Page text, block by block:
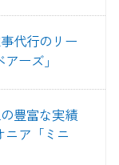
代行のリー
ーズ」
豊富な実績
ニア「ミニ